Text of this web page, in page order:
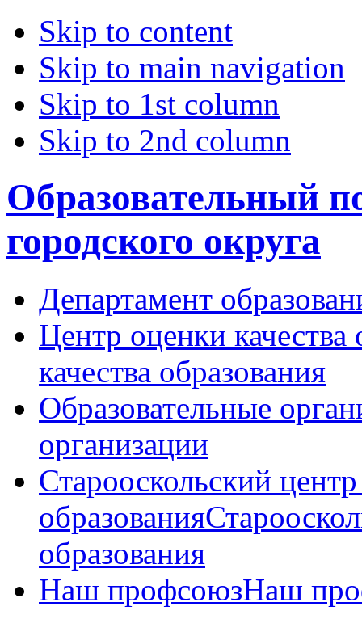
Skip to content
Skip to main navigation
Skip to 1st column
Skip to 2nd column
Образовательный
городского округа
Департамент
Центр оценки качества
качества образования
Образовательные
организации
Старооскольский
образования
образования
Наш профсоюзНаш